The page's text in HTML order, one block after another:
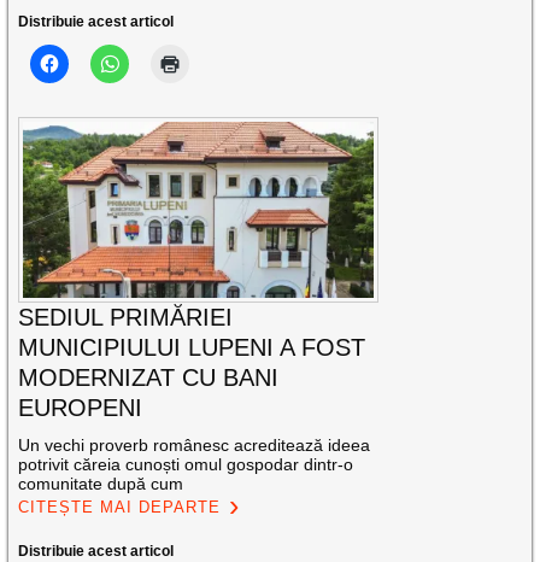
Distribuie acest articol
SEDIUL PRIMĂRIEI
MUNICIPIULUI LUPENI A FOST
MODERNIZAT CU BANI
EUROPENI
Un vechi proverb românesc acreditează ideea
potrivit căreia cunoști omul gospodar dintr-o
comunitate după cum
CITEȘTE MAI DEPARTE
Distribuie acest articol